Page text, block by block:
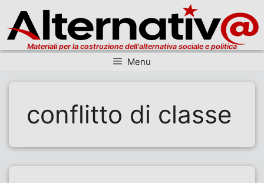
Materiali per la costruzione dell'alternativa sociale e politica
Menu
conflitto di classe